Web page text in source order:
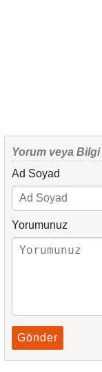
Yorum veya Bilgi
Ad Soyad
Yorumunuz
Gönder